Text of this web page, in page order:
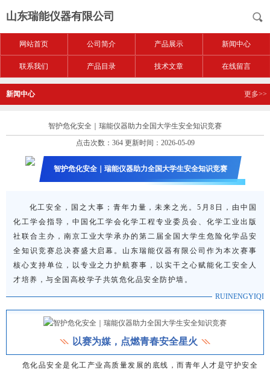
山东瑞能仪器有限公司
网站首页 公司简介 产品展示 新闻中心
联系我们 产品目录 技术文章 在线留言
新闻中心 更多>>
智护危化安全｜瑞能仪器助力全国大学生安全知识竞赛
点击次数：364 更新时间：2026-05-09
智护危化安全｜瑞能仪器助力全国大学生安全知识竞赛
化工安全，国之大事；青年力量，未来之光。5月8日，由中国
化工学会指导，中国化工学会化学工程专业委员会、化学工业出版
社联合主办，南京工业大学承办的第二届全国大学生危险化学品安
全知识竞赛总决赛盛大启幕。山东瑞能仪器有限公司作为本次赛事
核心支持单位，以专业之力护航赛事，以实干之心赋能化工安全人
才培养，与全国高校学子共筑危化品安全防护墙。
RUINENGYIQI
以赛为媒，点燃青春安全星火
危化品安全是化工产业高质量发展的底线，而青年人才是守护安全